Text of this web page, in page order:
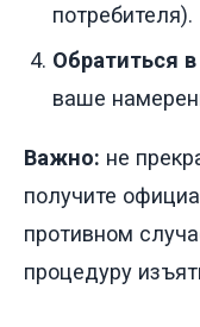
потребителя).
Обратиться
ваше
Важно: не
получите
противном
процедуру